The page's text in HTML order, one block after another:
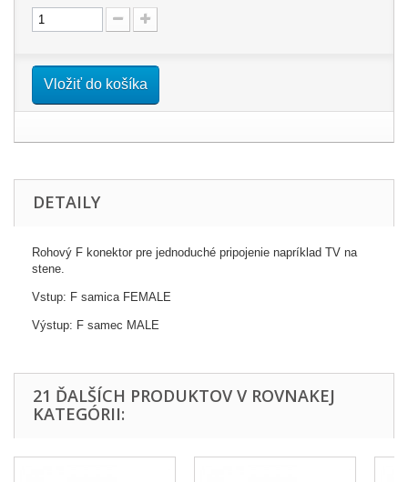
Vložiť do košíka
DETAILY
Rohový F konektor pre jednoduché pripojenie napríklad TV na
stene.
Vstup: F samica FEMALE
Výstup: F samec MALE
21 ĎALŠÍCH PRODUKTOV V ROVNAKEJ
KATEGÓRII: